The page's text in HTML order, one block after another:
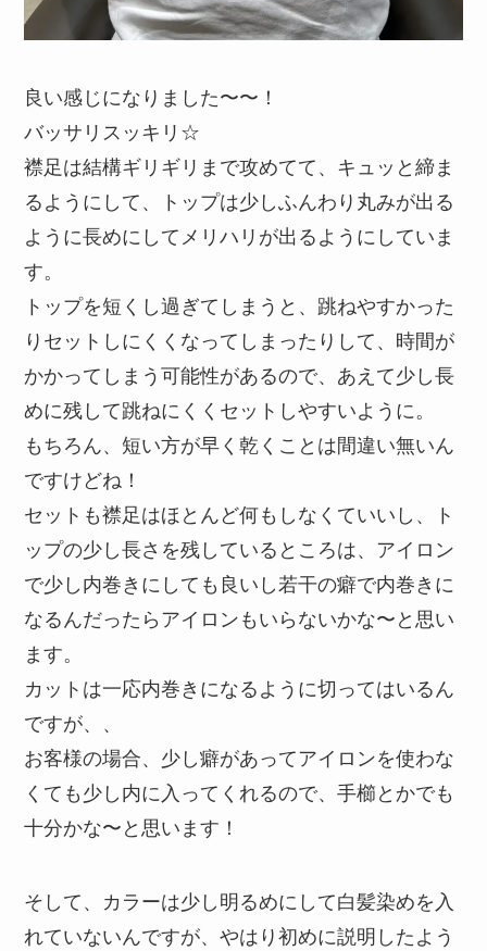
良い感じになりました〜〜！
バッサリスッキリ☆
襟足は結構ギリギリまで攻めてて、キュッと締ま
るようにして、トップは少しふんわり丸みが出る
ように長めにしてメリハリが出るようにしていま
す。
トップを短くし過ぎてしまうと、跳ねやすかった
りセットしにくくなってしまったりして、時間が
かかってしまう可能性があるので、あえて少し長
めに残して跳ねにくくセットしやすいように。
もちろん、短い方が早く乾くことは間違い無いん
ですけどね！
セットも襟足はほとんど何もしなくていいし、ト
ップの少し長さを残しているところは、アイロン
で少し内巻きにしても良いし若干の癖で内巻きに
なるんだったらアイロンもいらないかな〜と思い
ます。
カットは一応内巻きになるように切ってはいるん
ですが、、
お客様の場合、少し癖があってアイロンを使わな
くても少し内に入ってくれるので、手櫛とかでも
十分かな〜と思います！
そして、カラーは少し明るめにして白髪染めを入
れていないんですが、やはり初めに説明したよう